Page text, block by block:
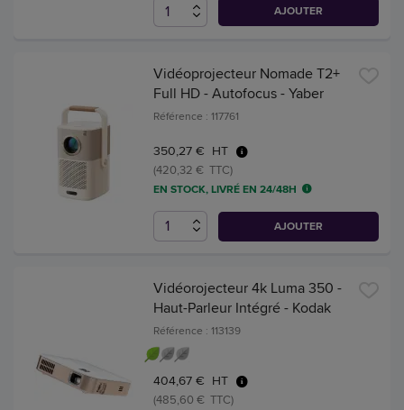
AJOUTER
Vidéoprojecteur Nomade T2+
Full HD - Autofocus - Yaber
Référence : 117761
350,27 € HT
(420,32 € TTC)
EN STOCK, LIVRÉ EN 24/48H
AJOUTER
Vidéorojecteur 4k Luma 350 -
Haut-Parleur Intégré - Kodak
Référence : 113139
404,67 € HT
(485,60 € TTC)